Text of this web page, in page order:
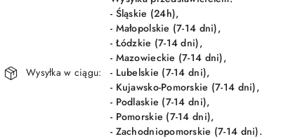
Wysyłka w ciągu:
- Śląskie (24h),
- Małopolskie (7-14 dni),
- Łódzkie (7-14 dni),
- Mazowieckie (7-14 dni),
- Lubelskie (7-14 dni),
- Kujawsko-Pomorskie (7-14 dni),
- Podlaskie (7-14 dni),
- Pomorskie (7-14 dni),
- Zachodniopomorskie (7-14 dni).